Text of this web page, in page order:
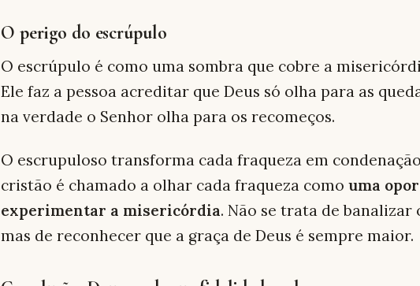
O perigo do escrúpulo
O escrúpulo é como uma sombra que cobre a
Ele faz a pessoa acreditar que Deus só olha para as
na verdade o Senhor olha para os recomeços.
O escrupuloso transforma cada fraqueza em
cristão é chamado a olhar cada fraqueza como uma
experimentar a misericórdia. Não se trata de banalizar
mas de reconhecer que a graça de Deus é sempre maior.